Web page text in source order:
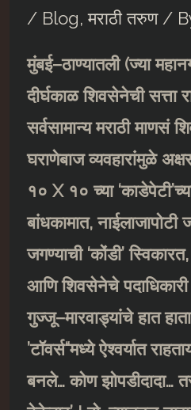
/ Blog,मराठी तरुण/
मुंबई–ठाण्यातली (ज्या
दीर्घकाळ शिवसेनेची सत्ता
सर्वसामान्य मराठी माणसं
घराणेबाज व्यवहारांमुळे
१० X १० च्या ‘काडेपेटी’
बांधकामात,
जगण्याची ‘कोंडी’स्विकारत
आणि शिवसेनेचे
गुज्जू–मारवाड्यांचे हात
’टॉवर्स“मध्ये ऐश्वर्यात
बनले…कोण झोपडीदादा…